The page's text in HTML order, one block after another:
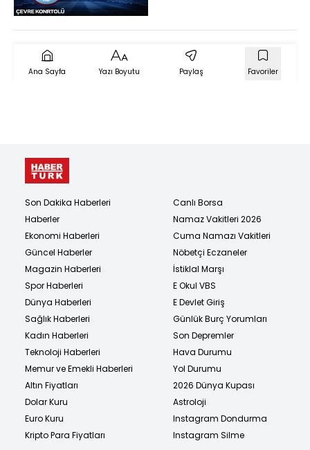
Ana Sayfa Yazı Boyutu Paylaş Favoriler
Son Dakika Haberleri
Haberler
Ekonomi Haberleri
Güncel Haberler
Magazin Haberleri
Spor Haberleri
Dünya Haberleri
Sağlık Haberleri
Kadın Haberleri
Teknoloji Haberleri
Memur ve Emekli Haberleri
Altın Fiyatları
Dolar Kuru
Euro Kuru
Kripto Para Fiyatları
Canlı Borsa
Namaz Vakitleri 2026
Cuma Namazı Vakitleri
Nöbetçi Eczaneler
İstiklal Marşı
E Okul VBS
E Devlet Giriş
Günlük Burç Yorumları
Son Depremler
Hava Durumu
Yol Durumu
2026 Dünya Kupası
Astroloji
Instagram Dondurma
Instagram Silme